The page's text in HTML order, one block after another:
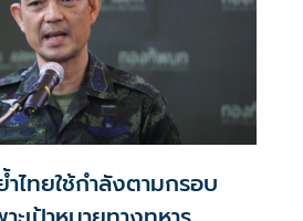
ไทยใช้กำลังตามกรอบ